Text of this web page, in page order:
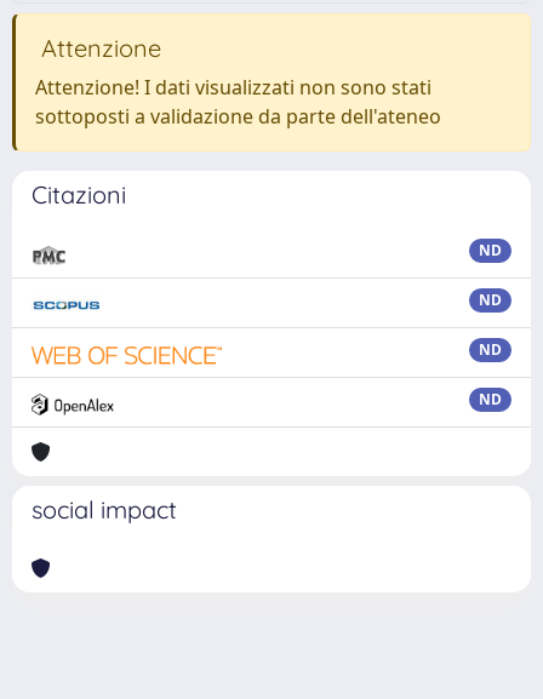
Attenzione
Attenzione! I dati visualizzati non sono stati
sottoposti a validazione da parte dell'ateneo
Citazioni
ND
ND
ND
ND
social impact